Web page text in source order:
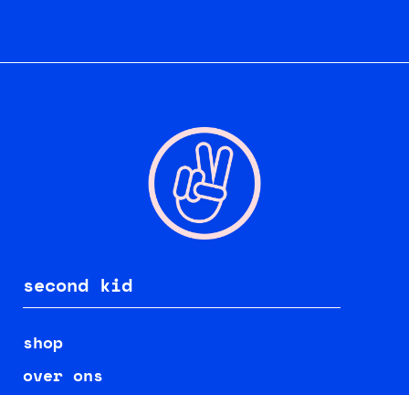
second kid
shop
over ons